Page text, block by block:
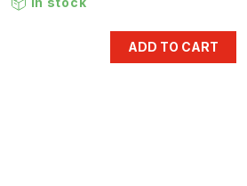
ADD TO CART